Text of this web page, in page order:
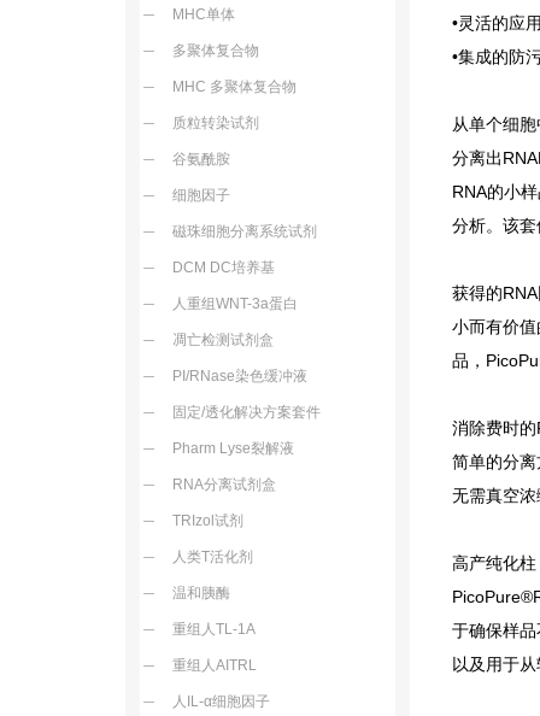
MHC单体
多聚体复合物
MHC 多聚体复合物
质粒转染试剂
谷氨酰胺
细胞因子
磁珠细胞分离系统试剂
DCM DC培养基
人重组WNT-3a蛋白
凋亡检测试剂盒
PI/RNase染色缓冲液
固定/透化解决方案套件
Pharm Lyse裂解液
RNA分离试剂盒
TRIzol试剂
人类T活化剂
温和胰酶
重组人TL-1A
重组人AITRL
人IL-α细胞因子
•灵活的应
•集成的防
从单个细胞
分离出
RNA的小
分析。该
获得的
小而有价
品，
消除费时
简单的分
无需真空
高产纯化柱
于确保样
以及用于